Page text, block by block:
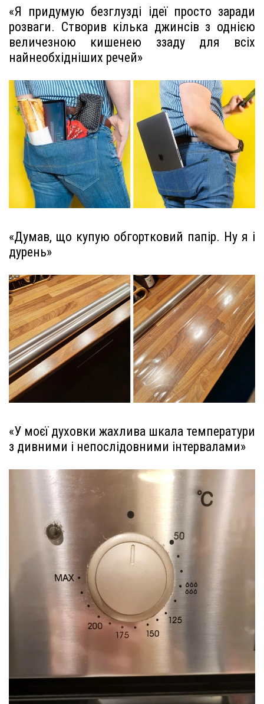
«Я придумую безглузді ідеї просто заради
розваги. Створив кілька джинсів з однією
величезною кишенею ззаду для всіх
найнеобхідніших речей»
«Думав, що купую обгортковий папір. Ну я і
дурень»
«У моєї духовки жахлива шкала температури
з дивними і непослідовними інтервалами»